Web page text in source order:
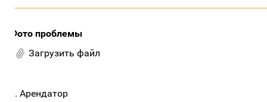
проблемы
Загрузить файл
Арендатор